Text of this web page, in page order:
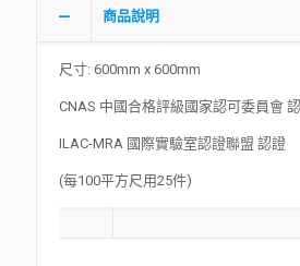
商品說明
尺寸: 600mm x 600mm
CNAS 中國合格評級國家認可委員會
ILAC-MRA 國際實驗室認證聯盟 認證
(每100平方尺用25件)